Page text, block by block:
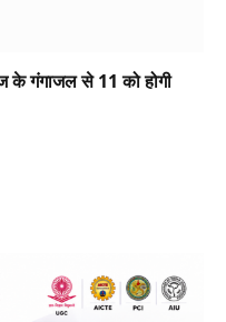
गंगाजल से 11 को होगी